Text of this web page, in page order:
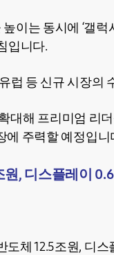
이는 동시에 ‘갤
입니다.
럽 등 신규 시장의
대해 프리미엄 리
에 주력할 예정입니
원, 디스플레이
체 12.5조원, 디